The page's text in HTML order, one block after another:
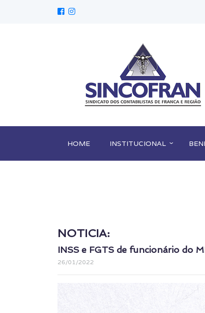
HOME INSTITUCIONAL
NOTICIA:
INSS e FGTS de funcionário do
26/01/2022